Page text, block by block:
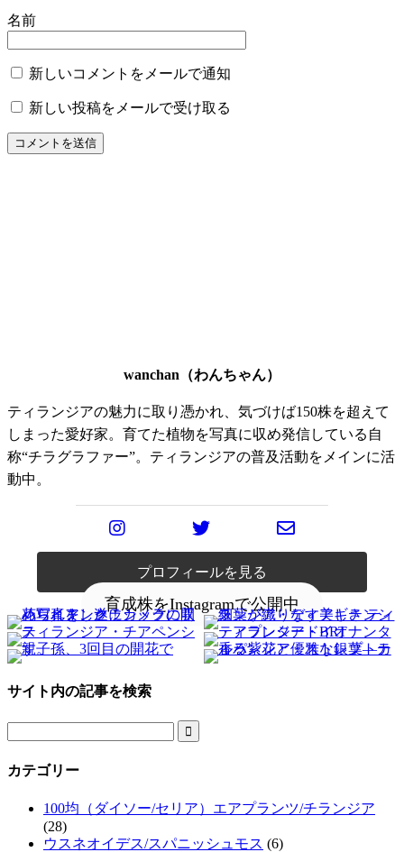
名前
新しいコメントをメールで通知
新しい投稿をメールで受け取る
wanchan（わんちゃん）
ティランジアの魅力に取り憑かれ、気づけば150株を超えて
しまった愛好家。育てた植物を写真に収め発信している自
称“チラグラファー”。ティランジアの普及活動をメインに活
動中。
プロフィールを見る
育成株をInstagramで公開中
サイト内の記事を検索

カテゴリー
100均（ダイソー/セリア）エアプランツ/チランジア
(28)
ウスネオイデス/スパニッシュモス (6)